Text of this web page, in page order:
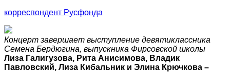
корреспондент Русфонда
Концерт завершает выступление девятиклассника
Семена Бердюгина, выпускника Фирсовской школы
Лиза Галигузова, Рита Анисимова, Владик
Павловский, Лиза Кибальник и Элина Крючкова –